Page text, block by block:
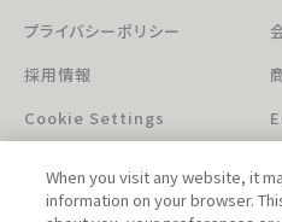
プライバシーポリシー
採用情報
Cookie Settings
When you visit any website, it
information on your browser.